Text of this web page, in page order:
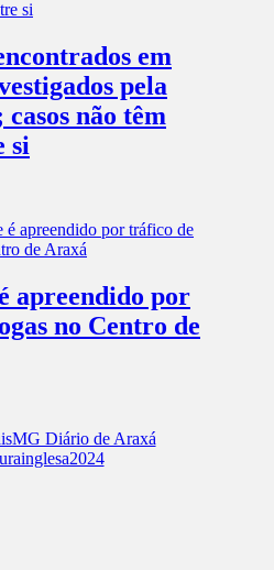
em
pela
não têm
si
apreendido por
no Centro de